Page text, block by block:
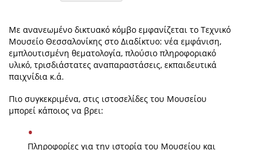
Services
Publications
Annual Reports
Publications for R&D Metrics & Indicators
Publications for Libraries
Με ανανεωμένο δικτυακό κόμβο εμφανίζεται το Τεχνικό
Μουσείο Θεσσαλονίκης στο Διαδίκτυο: νέα εμφάνιση,
εμπλουτισμένη θεματολογία, πλούσιο πληροφοριακό
υλικό, τρισδιάστατες αναπαραστάσεις, εκπαιδευτικά
παιχνίδια κ.ά.
Πιο συγκεκριμένα, στις ιστοσελίδες του Μουσείου
μπορεί κάποιος να βρει:
Πληροφορίες για την ιστορία του Μουσείου και